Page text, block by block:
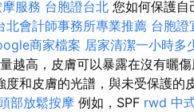
服務 台胞證台北 您如何保護自
北會計師事務所專業推薦 台胞證
商家檔案 居家清潔一小時多
越高，皮膚可以暴露在沒有曬傷
度和皮膚的光譜，與未受保護的
部放鬆按摩 例如，SPF rwd 中